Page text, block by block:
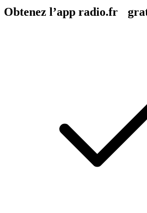
Obtenez l’app radio.fr